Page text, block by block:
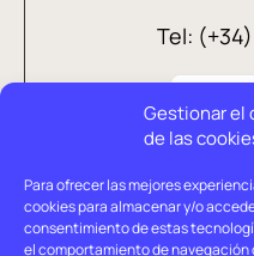
Gestionar
de las
Para ofrecer las mejores
cookies para almacenar y/o
consentimiento de estas
el comportamiento de
Tel: